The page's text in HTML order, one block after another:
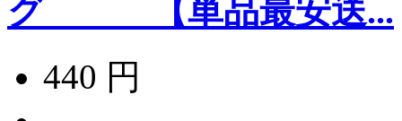
グ 【単品最安送...
440 円